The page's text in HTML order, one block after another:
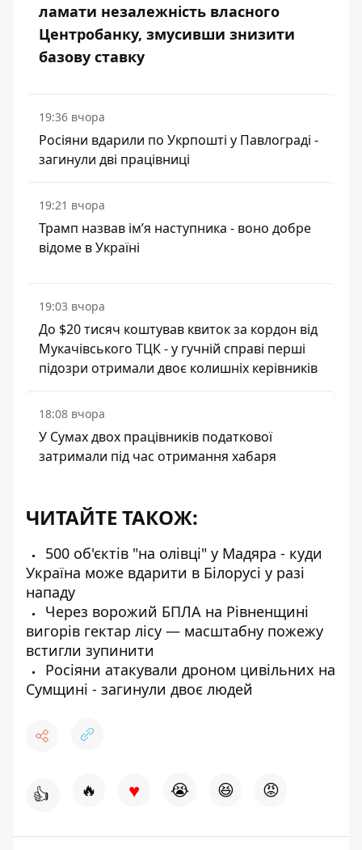
ламати незалежність власного
Центробанку, змусивши знизити
базову ставку
19:36 вчора
Росіяни вдарили по Укрпошті у Павлограді -
загинули дві працівниці
19:21 вчора
Трамп назвав імʼя наступника - воно добре
відоме в Україні
19:03 вчора
До $20 тисяч коштував квиток за кордон від
Мукачівського ТЦК - у гучній справі перші
підозри отримали двоє колишніх керівників
18:08 вчора
У Сумах двох працівників податкової
затримали під час отримання хабаря
ЧИТАЙТЕ ТАКОЖ:
500 об'єктів "на олівці" у Мадяра - куди
Україна може вдарити в Білорусі у разі
нападу
Через ворожий БПЛА на Рівненщині
вигорів гектар лісу — масштабну пожежу
встигли зупинити
Росіяни атакували дроном цивільних на
Сумщині - загинули двоє людей
👍 🔥 ♥ 😭 😆 😡